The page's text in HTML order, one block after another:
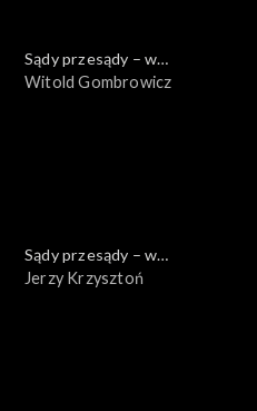
Sądy przesądy – w
powiększeniu
Witold Gombrowicz
Sądy przesądy – w
powiększeniu
Jerzy Krzysztoń